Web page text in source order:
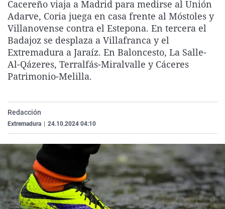
La rosa de los vientos
Gente viajera
Como el perro y el
Caso
Retornados
Equipo de
Operación Viuda
Extremadura
Galicia
La Rioja
Navarra
Virales
Televisión
Elecciones
Cacereño viaja a Madrid para medirse al Unión
Adarve, Coria juega en casa frente al Móstoles y
Villanovense contra el Estepona. En tercera el
Badajoz se desplaza a Villafranca y el
Extremadura a Jaraíz. En Baloncesto, La Salle-
Al-Qázeres, Terralfás-Miralvalle y Cáceres
Patrimonio-Melilla.
Redacción
Extremadura 24.10.2024 04:10